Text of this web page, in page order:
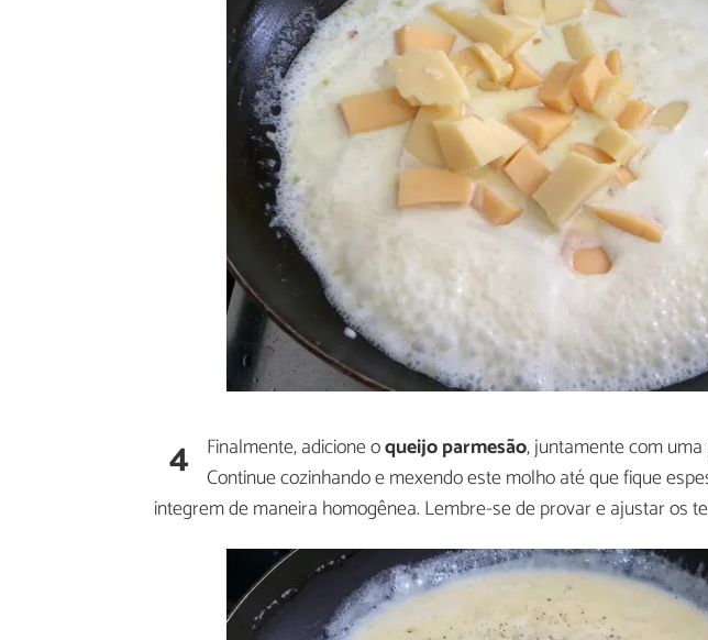
4 Finalmente, adicione oqueijo parmesão, juntamente com
Continue cozinhando e mexendo este molho até que fique
integrem de maneira homogênea. Lembre-se de provar e ajustar os